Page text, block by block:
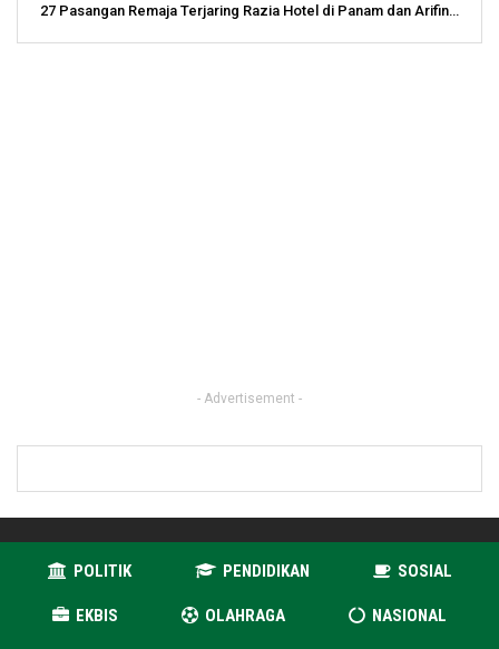
27 Pasangan Remaja Terjaring Razia Hotel di Panam dan Arifin…
- Advertisement -
POLITIK PENDIDIKAN SOSIAL
EKBIS OLAHRAGA NASIONAL